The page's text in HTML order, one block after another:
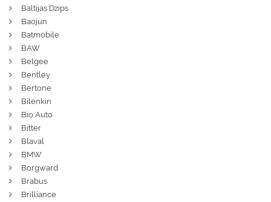
Baltijas Dzips
Baojun
Batmobile
BAW
Belgee
Bentley
Bertone
Bilenkin
Bio Auto
Bitter
Blaval
BMW
Borgward
Brabus
Brilliance